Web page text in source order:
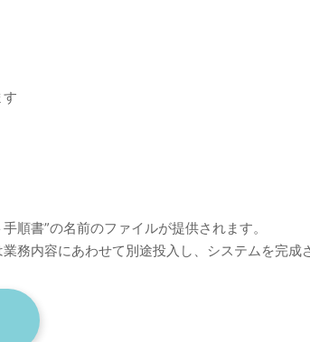
順書”の名前のファイルが提供されます。
務内容にあわせて別途投入し、システムを完成